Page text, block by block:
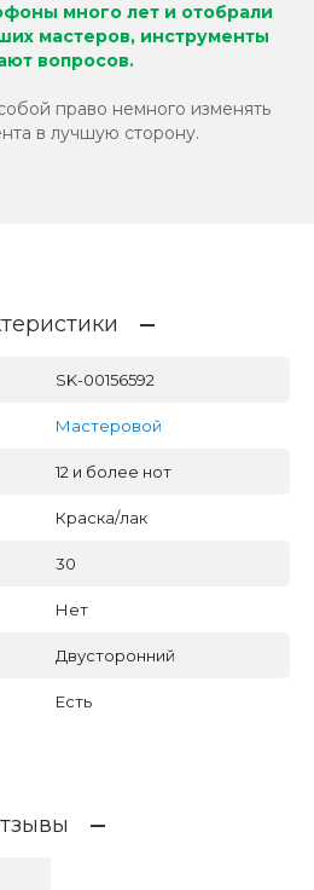
много лет и отобрали
мастеров, инструменты
вопросов.
право немного изменять
в лучшую сторону.
SK-00156592
Мастеровой
12 и более нот
Краска/лак
30
Нет
Двусторонний
Есть